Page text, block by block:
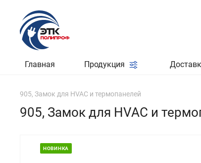
Главная Продукция
905, Замок для HVAC и термопанелей
905, Замок для HVAC и
НОВИНКА